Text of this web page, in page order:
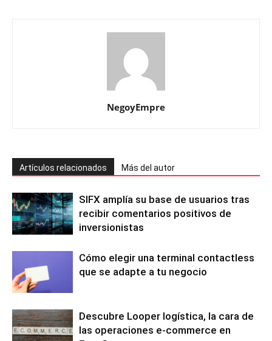
NegoyEmpre
Artículos relacionados Más del autor
SIFX amplía su base de usuarios tras
recibir comentarios positivos de
inversionistas
Cómo elegir una terminal contactless
que se adapte a tu negocio
Descubre Looper logística, la cara de
las operaciones e-commerce en